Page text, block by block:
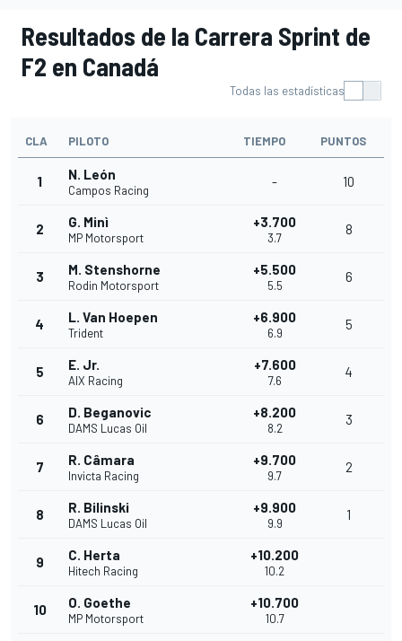
Resultados de la Carrera Sprint de
F2 en Canadá
Todas las estadísticas
CLA PILOTO TIEMPO PUNTOS
1 N. León
Campos Racing
- 10
2 G. Minì
MP Motorsport
+3.700
3.7
8
3 M. Stenshorne
Rodin Motorsport
+5.500
5.5
6
4 L. Van Hoepen
Trident
+6.900
6.9
5
5 E. Jr.
AIX Racing
+7.600
7.6
4
6 D. Beganovic
DAMS Lucas Oil
+8.200
8.2
3
7 R. Câmara
Invicta Racing
+9.700
9.7
2
8 R. Bilinski
DAMS Lucas Oil
+9.900
9.9
1
9 C. Herta
Hitech Racing
+10.200
10.2
10 O. Goethe
MP Motorsport
+10.700
10.7